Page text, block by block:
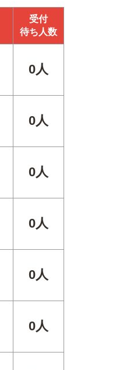
受付
待ち人数
0人
0人
0人
0人
0人
0人